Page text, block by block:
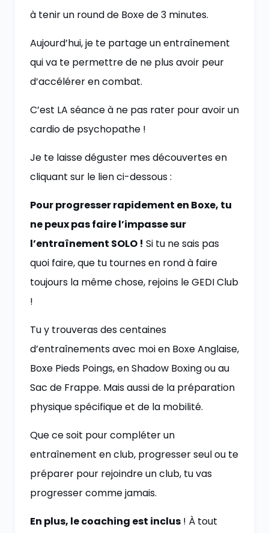
à tenir un round de Boxe de 3 minutes.
Aujourd’hui, je te partage un entraînement
qui va te permettre de ne plus avoir peur
d’accélérer en combat.
C’est LA séance à ne pas rater pour avoir un
cardio de psychopathe !
Je te laisse déguster mes découvertes en
cliquant sur le lien ci-dessous :
Pour progresser rapidement en Boxe, tu
ne peux pas faire l’impasse sur
l’entraînement SOLO ! Si tu ne sais pas
quoi faire, que tu tournes en rond à faire
toujours la même chose, rejoins le GEDI Club
!
Tu y trouveras des centaines
d’entraînements avec moi en Boxe Anglaise,
Boxe Pieds Poings, en Shadow Boxing ou au
Sac de Frappe. Mais aussi de la préparation
physique spécifique et de la mobilité.
Que ce soit pour compléter un
entraînement en club, progresser seul ou te
préparer pour rejoindre un club, tu vas
progresser comme jamais.
En plus, le coaching est inclus ! À tout